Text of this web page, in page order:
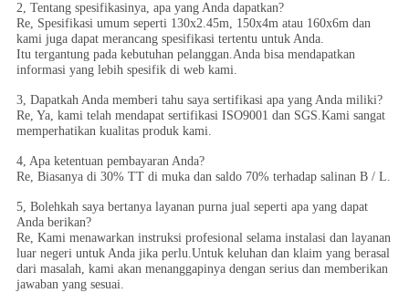
2, Tentang spesifikasinya, apa yang Anda dapatkan?
Re, Spesifikasi umum seperti 130x2.45m, 150x4m atau 160x6m dan
kami juga dapat merancang spesifikasi tertentu untuk Anda.
Itu tergantung pada kebutuhan pelanggan.Anda bisa mendapatkan
informasi yang lebih spesifik di web kami.
3, Dapatkah Anda memberi tahu saya sertifikasi apa yang Anda miliki?
Re, Ya, kami telah mendapat sertifikasi ISO9001 dan SGS.Kami sangat
memperhatikan kualitas produk kami.
4, Apa ketentuan pembayaran Anda?
Re, Biasanya di 30% TT di muka dan saldo 70% terhadap salinan B / L.
5, Bolehkah saya bertanya layanan purna jual seperti apa yang dapat
Anda berikan?
Re, Kami menawarkan instruksi profesional selama instalasi dan layanan
luar negeri untuk Anda jika perlu.Untuk keluhan dan klaim yang berasal
dari masalah, kami akan menanggapinya dengan serius dan memberikan
jawaban yang sesuai.